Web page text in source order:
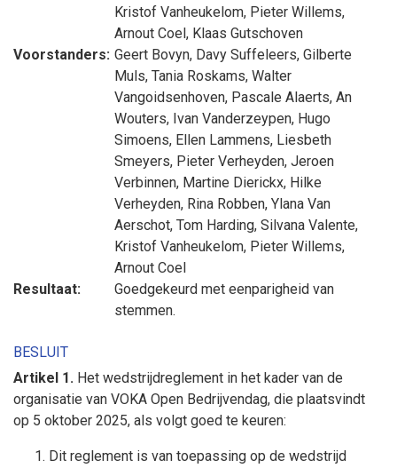
Kristof Vanheukelom, Pieter Willems,
Arnout Coel, Klaas Gutschoven
Voorstanders: Geert Bovyn, Davy Suffeleers, Gilberte
Muls, Tania Roskams, Walter
Vangoidsenhoven, Pascale Alaerts, An
Wouters, Ivan Vanderzeypen, Hugo
Simoens, Ellen Lammens, Liesbeth
Smeyers, Pieter Verheyden, Jeroen
Verbinnen, Martine Dierickx, Hilke
Verheyden, Rina Robben, Ylana Van
Aerschot, Tom Harding, Silvana Valente,
Kristof Vanheukelom, Pieter Willems,
Arnout Coel
Resultaat:
Goedgekeurd met eenparigheid van
stemmen.
BESLUIT
Artikel 1. Het wedstrijdreglement in het kader van de
organisatie van VOKA Open Bedrijvendag, die plaatsvindt
op 5 oktober 2025, als volgt goed te keuren:
Dit reglement is van toepassing op de wedstrijd